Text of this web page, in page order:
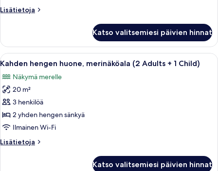
Adults)
Lisätietoja
Lisätietoja
huone,
merinäköala
(2
Katso valitsemiesi päivien hinnat
Avaa
kaikki
huonetyypin
Kahden
hengen
huone,
merinäköala
Adults
Ylelliset vuodevaatteet, minibaari,
6
Kahden hengen huone, merinäköala (2 Adults + 1 Child)
Näkymä merelle
20 m²
3 henkilöä
2 yhden hengen sänkyä
Ilmainen Wi-Fi
Lisätietoja
Lisätietoja
Katso valitsemiesi päivien hinnat